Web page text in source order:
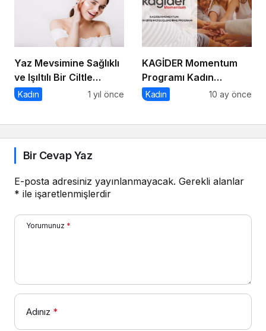
Yaz Mevsimine Sağlıklı
ve Işıltılı Bir Ciltle
Merhaba Deyin
Kadın 1 yıl önce
KAGİDER Momentum
Programı Kadın
Girişimcilerin Gücüne
Kadın 10 ay önce
Bir Cevap Yaz
E-posta adresiniz yayınlanmayacak. Gerekli alanlar
* ile işaretlenmişlerdir
Yorumunuz *
Adınız *